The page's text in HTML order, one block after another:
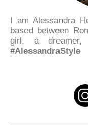
I am Alessandra
based between
girl, a dreamer,
#AlessandraStyle